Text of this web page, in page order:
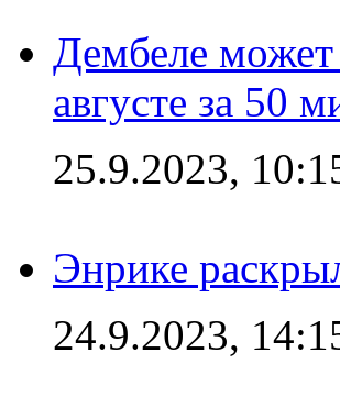
Дембеле
августе за 50
25.9.2023,
Энрике
24.9.2023,